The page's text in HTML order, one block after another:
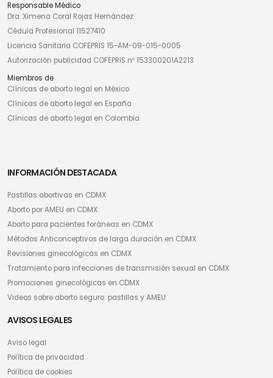
Responsable Médico
Dra. Ximena Coral Rojas Hernández
Cédula Profesional 11527410
Licencia Sanitaria COFEPRIS 15-AM-09-015-0005
Autorización publicidad COFEPRIS nº 153300201A2213
Miembros de
Clínicas de aborto legal en México
Clínicas de aborto legal en España
Clínicas de aborto legal en Colombia
INFORMACIÓN DESTACADA
Pastillas abortivas en CDMX
Aborto por AMEU en CDMX
Aborto para pacientes foráneas en CDMX
Métodos Anticonceptivos de larga duración en CDMX
Revisiones ginecológicas en CDMX
Tratamiento para infecciones de transmisión sexual en CDMX
Promociones ginecológicas en CDMX
Videos sobre aborto seguro: pastillas y AMEU
AVISOS LEGALES
Aviso legal
Política de privacidad
Política de cookies